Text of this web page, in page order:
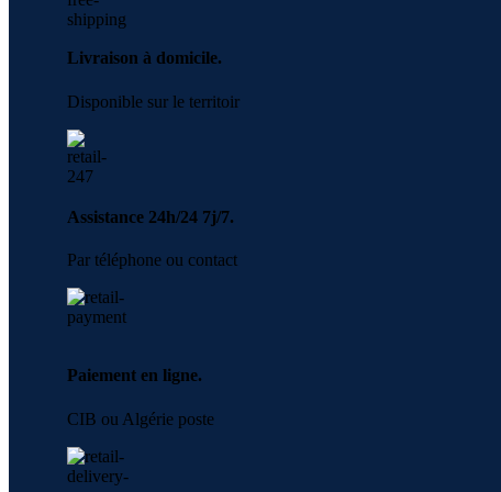
Livraison à domicile.
Disponible sur le territoir
Assistance 24h/24 7j/7.
Par téléphone ou contact
Paiement en ligne.
CIB ou Algérie poste